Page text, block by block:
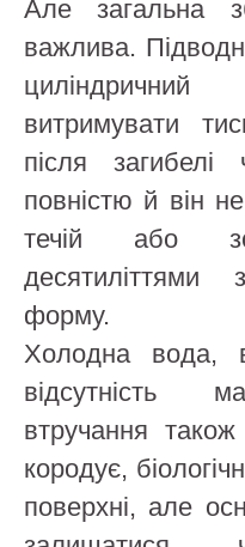
Але загальна
важлива.
циліндричний
витримувати
після
повністю й він
течій або
десятиліттями
форму.
Холодна вода,
відсутність
втручання
кородує,
поверхні, але